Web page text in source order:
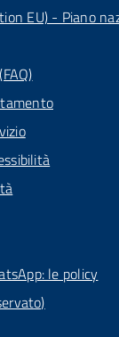
EU) - Piano
le policy